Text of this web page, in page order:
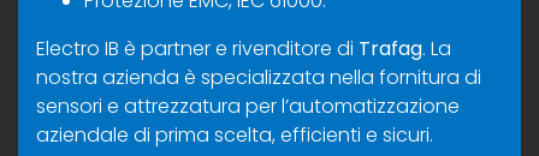
Electro IB è partner e rivenditore di Trafag. La
nostra azienda è specializzata nella fornitura di
sensori e attrezzatura per l’automatizzazione
aziendale di prima scelta, efficienti e sicuri.